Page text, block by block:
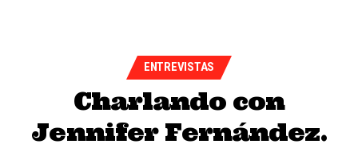
ENTREVISTAS
Charlando con
Jennifer Fernández.